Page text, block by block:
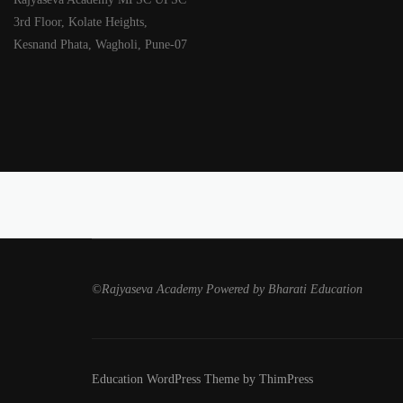
3rd Floor, Kolate Heights,
Kesnand Phata, Wagholi, Pune-07
©Rajyaseva Academy Powered by Bharati Education
Education WordPress Theme by ThimPress